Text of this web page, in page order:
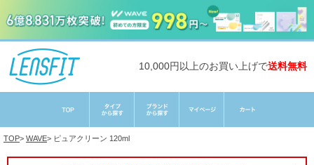
10,000円以上のお買い上げで送料無料
TOP> WAVE> ピュアクリーン 120ml